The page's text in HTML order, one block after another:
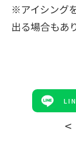
※アイシング
出る場合もあ
<